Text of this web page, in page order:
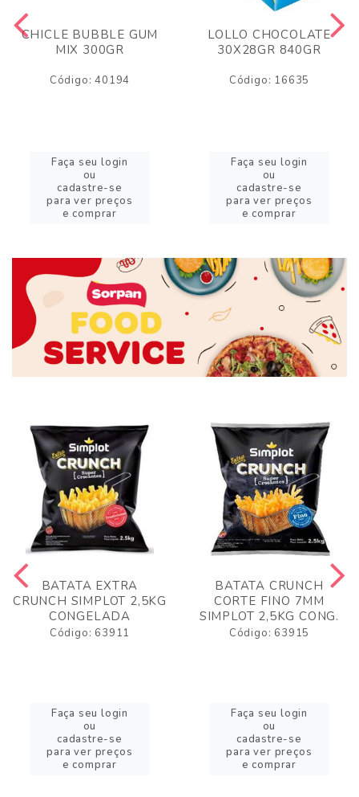
CHICLE BUBBLE GUM
MIX 300GR
Código: 40194
Faça seu login
ou
cadastre-se
para ver preços
e comprar
LOLLO CHOCOLATE
30X28GR 840GR
Código: 16635
Faça seu login
ou
cadastre-se
para ver preços
e comprar
BATATA EXTRA
CRUNCH SIMPLOT 2,5KG
CONGELADA
Código: 63911
Faça seu login
ou
cadastre-se
para ver preços
e comprar
BATATA CRUNCH
CORTE FINO 7MM
SIMPLOT 2,5KG CONG.
Código: 63915
Faça seu login
ou
cadastre-se
para ver preços
e comprar